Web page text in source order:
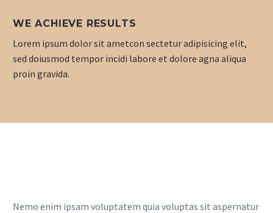
WE ACHIEVE RESULTS
Lorem ipsum dolor sit ametcon sectetur adipisicing elit,
sed doiusmod tempor incidi labore et dolore agna aliqua
proin gravida.
Nemo enim ipsam voluptatem quia voluptas sit aspernatur